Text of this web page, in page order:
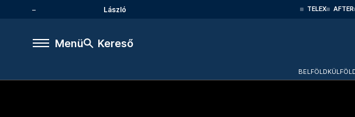
László TELEX AFTER
Menü Kereső
BELFÖLD